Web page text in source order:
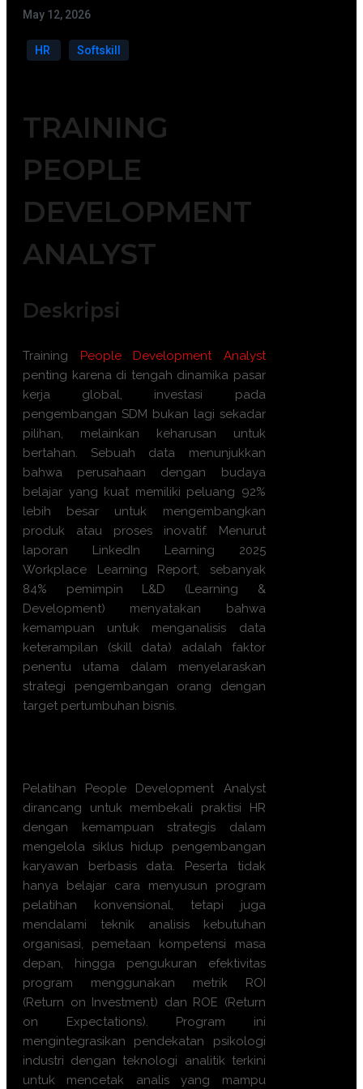
May 12, 2026
HR Softskill
TRAINING
PEOPLE
DEVELOPMENT
ANALYST
Deskripsi
Training
People Development Analyst
penting karena di tengah dinamika pasar
kerja global, investasi pada
pengembangan SDM bukan lagi sekadar
pilihan, melainkan keharusan untuk
bertahan. Sebuah data menunjukkan
bahwa perusahaan dengan budaya
belajar yang kuat memiliki peluang 92%
lebih besar untuk mengembangkan
produk atau proses inovatif. Menurut
laporan LinkedIn Learning 2025
Workplace Learning Report, sebanyak
84% pemimpin L&D (Learning &
Development) menyatakan bahwa
kemampuan untuk menganalisis data
keterampilan (skill data) adalah faktor
penentu utama dalam menyelaraskan
strategi pengembangan orang dengan
target pertumbuhan bisnis.
Pelatihan People Development Analyst
dirancang untuk membekali praktisi HR
dengan kemampuan strategis dalam
mengelola siklus hidup pengembangan
karyawan berbasis data. Peserta tidak
hanya belajar cara menyusun program
pelatihan konvensional, tetapi juga
mendalami teknik analisis kebutuhan
organisasi, pemetaan kompetensi masa
depan, hingga pengukuran efektivitas
program menggunakan metrik ROI
(Return on Investment) dan ROE (Return
on Expectations). Program ini
mengintegrasikan pendekatan psikologi
industri dengan teknologi analitik terkini
untuk mencetak analis yang mampu